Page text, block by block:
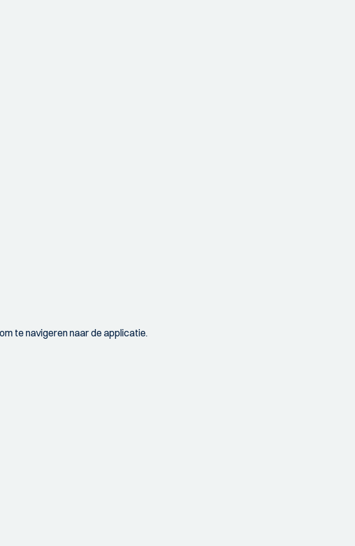
te navigeren naar de applicatie.